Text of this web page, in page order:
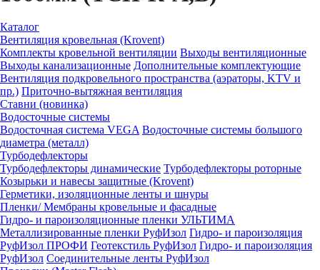
Каталог
Вентиляция кровельная (Krovent)
Комплекты кровельной вентиляции Выходы вентиляционные
Выходы канализационные Дополнительные комплектующие
Вентиляция подкровельного пространства (аэраторы, KTV и
пр.) Приточно-вытяжная вентиляция
Ставни (новинка)
Водосточные системы
Водосточная система VEGA Водосточные системы большого
диаметра (металл)
Турбодефлекторы
Турбодефлекторы динамические Турбодефлекторы роторные
Козырьки и навесы защитные (Krovent)
Герметики, изоляционные ленты и шнуры
Пленки/ Мембраны кровельные и фасадные
Гидро- и пароизоляционные пленки УЛЬТИМА
Металлизированные пленки РуфИзол Гидро- и пароизоляция
РуфИзол ПРОФИ Геотекстиль РуфИзол Гидро- и пароизоляция
РуфИзол Соединительные ленты РуфИзол